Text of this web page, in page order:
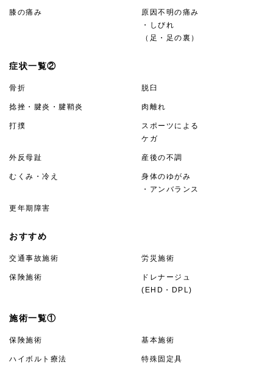
膝の痛み
原因不明の痛み
・しびれ
（足・足の裏）
症状一覧②
骨折 脱臼
捻挫・腱炎・腱鞘炎 肉離れ
打撲
スポーツによる
ケガ
外反母趾 産後の不調
むくみ・冷え
身体のゆがみ
・アンバランス
更年期障害
おすすめ
交通事故施術 労災施術
保険施術
ドレナージュ
(EHD・DPL)
施術一覧①
保険施術 基本施術
ハイボルト療法 特殊固定具